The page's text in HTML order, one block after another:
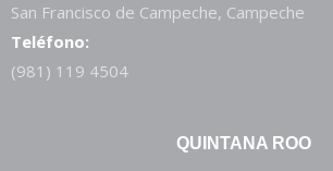
San Francisco de Campeche, Campeche
Teléfono:
(981) 119 4504
QUINTANA ROO